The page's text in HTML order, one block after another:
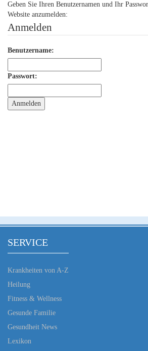
Geben Sie Ihren Benutzernamen und Ihr
Website anzumelden:
Anmelden
Benutzername:
Passwort:
SERVICE
Krankheiten von A-Z
Heilung
Fitness & Wellness
Gesunde Familie
Gesundheit News
Lexikon